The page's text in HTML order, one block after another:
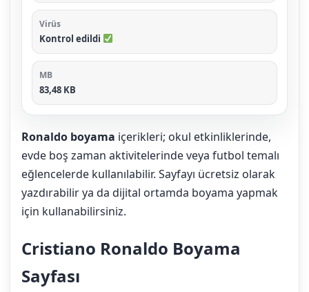
Virüs
Kontrol edildi
MB
83,48 KB
Ronaldo boyama içerikleri; okul etkinliklerinde,
evde boş zaman aktivitelerinde veya futbol temalı
eğlencelerde kullanılabilir. Sayfayı ücretsiz olarak
yazdırabilir ya da dijital ortamda boyama yapmak
için kullanabilirsiniz.
Cristiano Ronaldo Boyama
Sayfası